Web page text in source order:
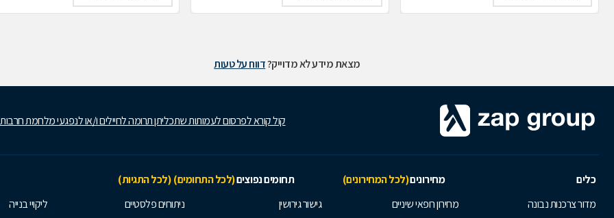
מצאת מידע לא מדוייק?דווח על טעות
קול קורא לפרסום לעמותות שתכליתן תרומה לחיילים ו/או לנפגעי מלחמת
כלים מחירונים(לכל המחירונים) תחומים נפוצים(לכל התחומים) (לכל התגיות)
מדור צרכנות נבונה
מחירון רופאי שיניים
גישור גירושין
ניתוחים פלסטיים
ליקויי בנייה